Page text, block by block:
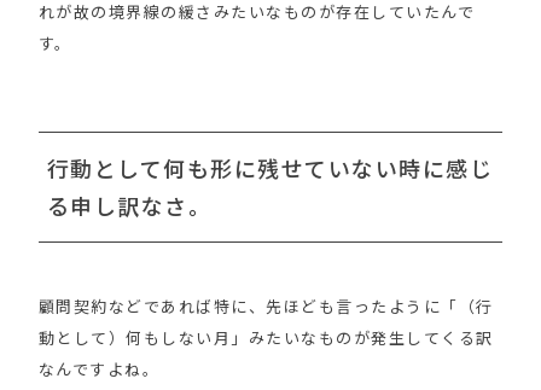
れが故の境界線の緩さみたいなものが存在していたんで
す。
行動として何も形に残せていない時に感じ
る申し訳なさ。
顧問契約などであれば特に、先ほども言ったように「（行
動として）何もしない月」みたいなものが発生してくる訳
なんですよね。